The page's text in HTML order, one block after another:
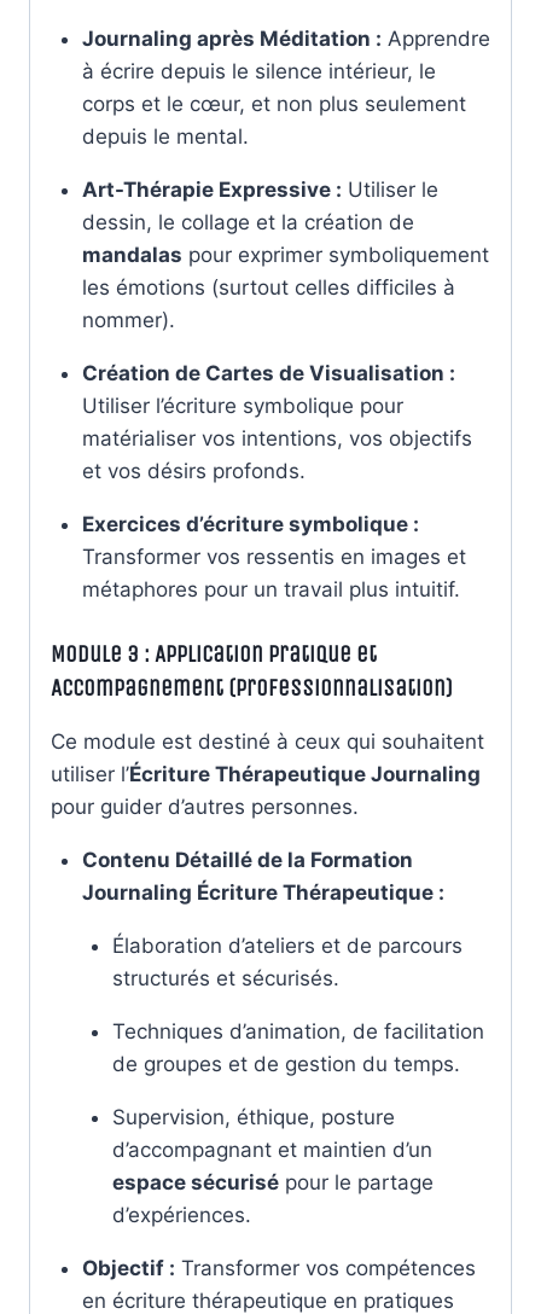
Journaling après Méditation : Apprendre
à écrire depuis le silence intérieur, le
corps et le cœur, et non plus seulement
depuis le mental.
Art-Thérapie Expressive : Utiliser le
dessin, le collage et la création de
mandalas pour exprimer symboliquement
les émotions (surtout celles difficiles à
nommer).
Création de Cartes de Visualisation :
Utiliser l’écriture symbolique pour
matérialiser vos intentions, vos objectifs
et vos désirs profonds.
Exercices d’écriture symbolique :
Transformer vos ressentis en images et
métaphores pour un travail plus intuitif.
Module 3 : Application Pratique et
Accompagnement (Professionnalisation)
Ce module est destiné à ceux qui souhaitent
utiliser l’Écriture Thérapeutique Journaling
pour guider d’autres personnes.
Contenu Détaillé de la Formation
Journaling Écriture Thérapeutique :
Élaboration d’ateliers et de parcours
structurés et sécurisés.
Techniques d’animation, de facilitation
de groupes et de gestion du temps.
Supervision, éthique, posture
d’accompagnant et maintien d’un
espace sécurisé pour le partage
d’expériences.
Objectif : Transformer vos compétences
en écriture thérapeutique en pratiques